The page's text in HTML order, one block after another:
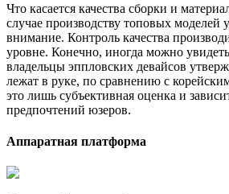
Что касается качества сборки и
случае производству топовых моделей
внимание. Контроль качества
уровне. Конечно, иногда можно
владельцы эппловских девайсов
лежат в руке, по сравнению с
это лишь субъективная оценка и
предпочтений юзеров.
Аппаратная платформа